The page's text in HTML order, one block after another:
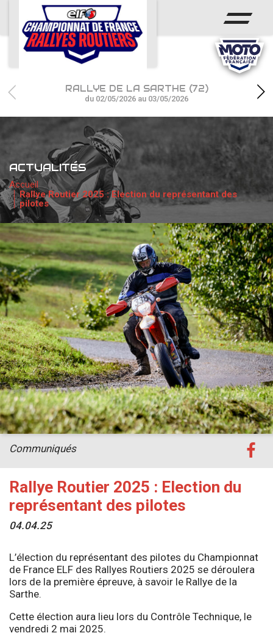
ACCUEIL
ACTUS
CALENDRIER
CHAMPIONNAT
RÉSULTATS
PHOTOS / WEB TV
PARTENAIRES
RALLYE DE LA SARTHE (72)
du 02/05/2026 au 03/05/2026
ACTUALITÉS
Accueil
Rallye Routier 2025 : Election du représentant des
pilotes
Rallye Routier 2025 : Election du
représentant des pilotes
04.04.25
Communiqués
L’élection du représentant des pilotes du Championnat
de France ELF des Rallyes Routiers 2025 se déroulera
lors de la première épreuve, à savoir le Rallye de la
Sarthe.
Cette élection aura lieu lors du Contrôle Technique, le
vendredi 2 mai 2025.